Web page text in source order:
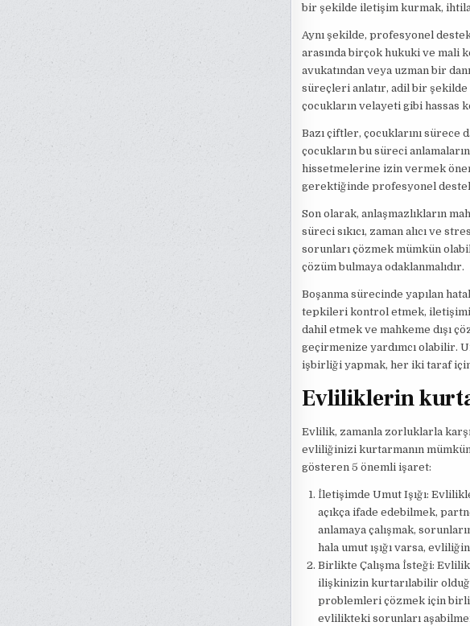
bir şekilde iletişim kurmak,
Aynı şekilde, profesyonel
arasında birçok hukuki ve mali
avukatından veya uzman bir
süreçleri anlatır, adil bir şekilde
çocukların velayeti gibi hassas
Bazı çiftler, çocuklarını
çocukların bu süreci
hissetmelerine izin vermek
gerektiğinde profesyonel destek
Son olarak, anlaşmazlıkların
süreci sıkıcı, zaman alıcı ve
sorunları çözmek mümkün
çözüm bulmaya odaklanmalıdır.
Boşanma sürecinde yapılan
tepkileri kontrol etmek, iletişimi
dahil etmek ve mahkeme dışı
geçirmenize yardımcı olabilir.
işbirliği yapmak, her iki taraf
Evliliklerin
Evlilik, zamanla zorluklarla
evliliğinizi kurtarmanın
gösteren 5 önemli işaret:
İletişimde Umut Işığı:
açıkça ifade edebilmek,
anlamaya çalışmak,
hala umut ışığı varsa,
Birlikte Çalışma İsteği:
ilişkinizin kurtarılabilir
problemleri çözmek için
evlilikteki sorunları